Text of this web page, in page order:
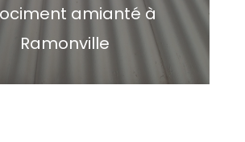
amianté à
Ramonville